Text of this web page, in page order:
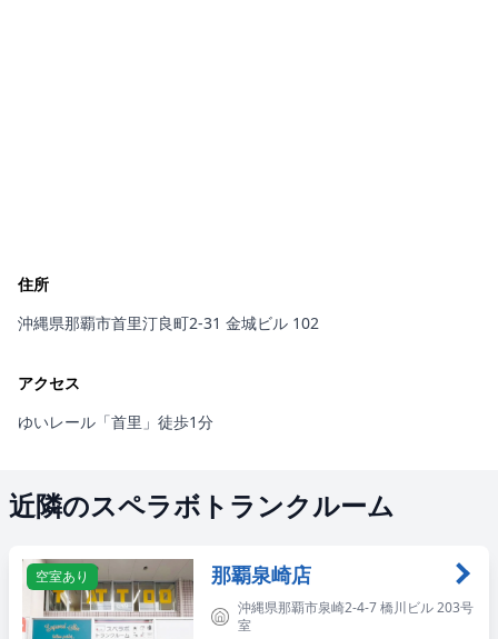
住所
沖縄県那覇市首里汀良町2-31 金城ビル 102
アクセス
ゆいレール「首里」徒歩1分
近隣のスペラボトランクルーム
空室あり 那覇泉崎店
沖縄県那覇市泉崎2-4-7 橋川ビル 203号
室